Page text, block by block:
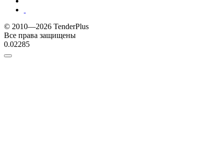
© 2010—2026 TenderPlus
Все права защищены
0.02285